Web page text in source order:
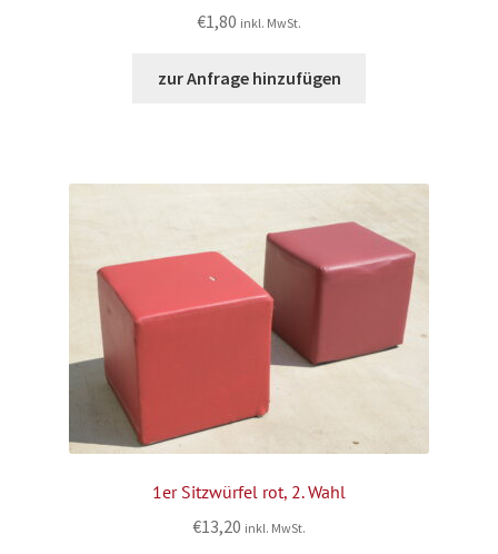
€1,80 inkl. MwSt.
zur Anfrage hinzufügen
1er Sitzwürfel rot, 2. Wahl
€13,20 inkl. MwSt.